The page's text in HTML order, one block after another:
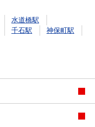
水道橋駅
千石駅
神保町駅